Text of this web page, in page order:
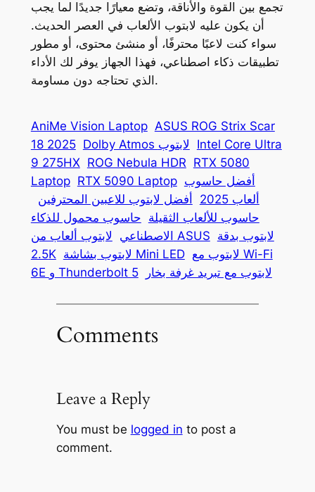
تجمع بين القوة والأناقة، وتضع معيارًا جديدًا لما يجب
أن يكون عليه لابتوب الألعاب في العصر الحديث.
سواء كنت لاعبًا محترفًا، أو منشئ محتوى، أو مطور
تطبيقات ذكاء اصطناعي، فهذا الجهاز يوفر لك الأداء
الذي تحتاجه دون مساومة.
AniMe Vision Laptop ASUS ROG Strix Scar
18 2025
Dolby Atmos لابتوب
Intel Core Ultra
9 275HX ROG Nebula HDR RTX 5080
Laptop RTX 5090 Laptop أفضل حاسوب
ألعاب 2025
أفضل لابتوب للاعبين المحترفين
حاسوب للألعاب الثقيلة حاسوب محمول للذكاء
الاصطناعي لابتوب ألعاب من ASUS لابتوب بدقة
2.5K
لابتوب بشاشة Mini LED لابتوب مع Wi-Fi
6E و Thunderbolt 5
لابتوب مع تبريد غرفة بخار
Comments
Leave a Reply
You must be logged in to post a
comment.